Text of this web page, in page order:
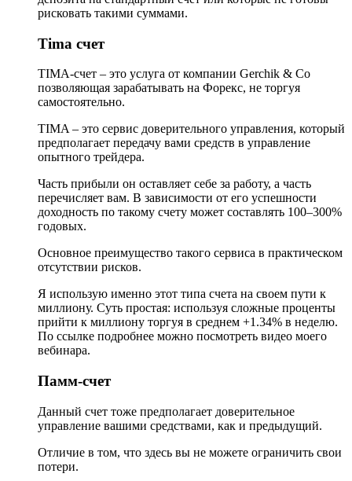
рисковать такими суммами.
Tima счет
TIMA-счет – это услуга от компании Gerchik & Co
позволяющая зарабатывать на Форекс, не торгуя
самостоятельно.
TIMA – это сервис доверительного управления, который
предполагает передачу вами средств в управление
опытного трейдера.
Часть прибыли он оставляет себе за работу, а часть
перечисляет вам. В зависимости от его успешности
доходность по такому счету может составлять 100–300%
годовых.
Основное преимущество такого сервиса в практическом
отсутствии рисков.
Я использую именно этот типа счета на своем пути к
миллиону. Суть простая: используя сложные проценты
прийти к миллиону торгуя в среднем +1.34% в неделю.
По ссылке подробнее можно посмотреть видео моего
вебинара.
Памм-счет
Данный счет тоже предполагает доверительное
управление вашими средствами, как и предыдущий.
Отличие в том, что здесь вы не можете ограничить свои
потери.